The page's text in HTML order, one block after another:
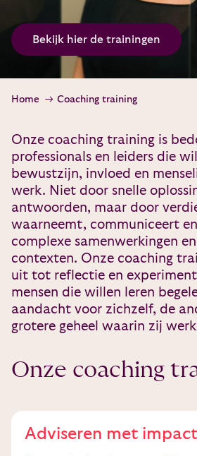
Bekijk hier de trainingen
Home Coaching training
Onze coaching training is
professionals en leiders die
bewustzijn, invloed en
werk. Niet door snelle
antwoorden, maar door
waarneemt, communiceert
complexe samenwerkingen
contexten. Onze coaching
uit tot reflectie en
mensen die willen leren
aandacht voor zichzelf, de
grotere geheel waarin zij
Onze coaching
Adviseren met impact